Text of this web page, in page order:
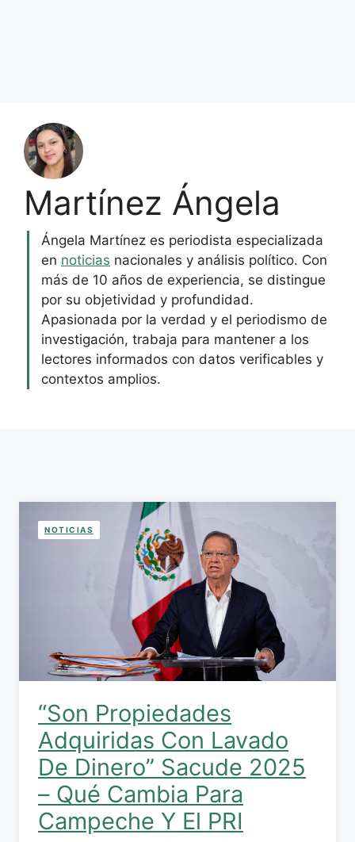
Martínez Ángela
Ángela Martínez es periodista especializada
en noticias nacionales y análisis político. Con
más de 10 años de experiencia, se distingue
por su objetividad y profundidad.
Apasionada por la verdad y el periodismo de
investigación, trabaja para mantener a los
lectores informados con datos verificables y
contextos amplios.
NOTICIAS
“Son Propiedades
Adquiridas Con Lavado
De Dinero” Sacude 2025
– Qué Cambia Para
Campeche Y El PRI